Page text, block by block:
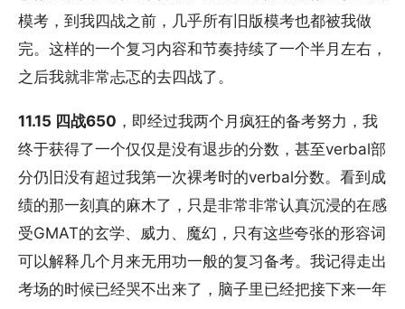
模考，到我四战之前，几乎所有旧版模考也都被我做
完。这样的一个复习内容和节奏持续了一个半月左右，
之后我就非常忐忑的去四战了。
11.15 四战650 ，即经过我两个月疯狂的备考努力，我
终于获得了一个仅仅是没有退步的分数，甚至verbal部
分仍旧没有超过我第一次裸考时的verbal分数。看到成
绩的那一刻真的麻木了，只是非常非常认真沉浸的在感
受GMAT的玄学、威力、魔幻，只有这些夸张的形容词
可以解释几个月来无用功一般的复习备考。我记得走出
考场的时候已经哭不出来了，脑子里已经把接下来一年